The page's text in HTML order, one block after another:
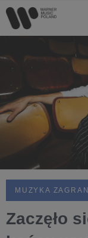
MUZYKA
Zaczęło